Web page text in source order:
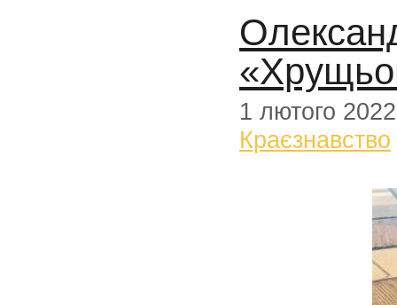
1 лютого 2022
Краєзнавство